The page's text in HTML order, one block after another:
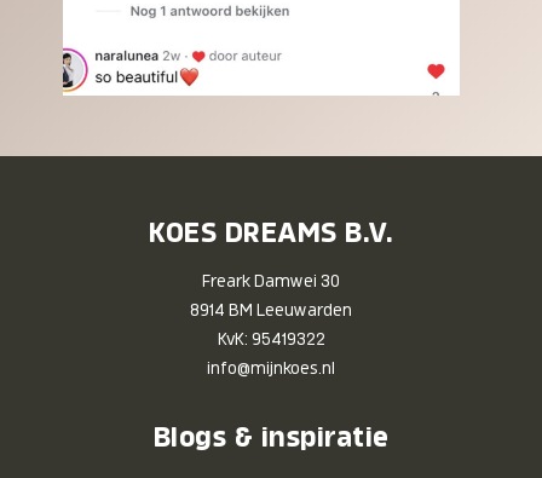
KOES DREAMS B.V.
Freark Damwei 30
8914 BM Leeuwarden
KvK: 95419322
info@mijnkoes.nl
Blogs & inspiratie